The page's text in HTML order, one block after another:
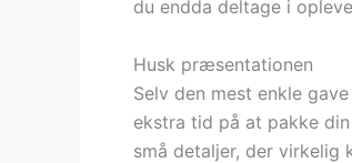
du endda deltage i
Husk præsentationen
Selv den mest enkle
ekstra tid på at pakke
små detaljer, der virkelig